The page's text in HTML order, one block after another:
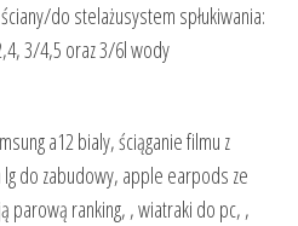
do stelażusystem spłukiwania:
3/4,5 oraz 3/6l wody
a12 bialy, ściąganie filmu z
do zabudowy, apple earpods ze
parową ranking, , wiatraki do pc, ,